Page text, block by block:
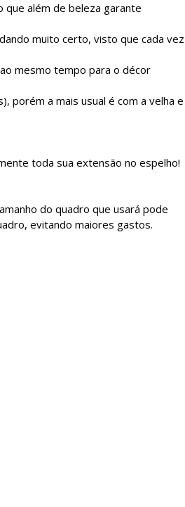
que além de beleza garante
muito certo, visto que cada vez
mesmo tempo para o décor
porém a mais usual é com a velha e
toda sua extensão no espelho!
do quadro que usará pode
evitando maiores gastos.